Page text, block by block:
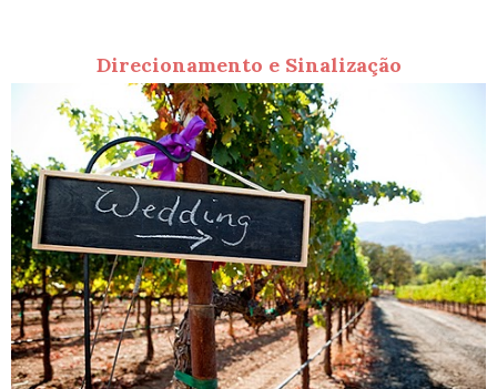
Direcionamento e Sinalização